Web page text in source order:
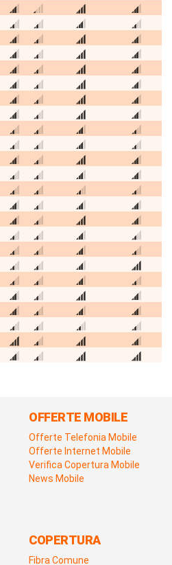
OFFERTE MOBILE
Offerte Telefonia Mobile
Offerte Internet Mobile
Verifica Copertura Mobile
News Mobile
COPERTURA
Fibra Comune